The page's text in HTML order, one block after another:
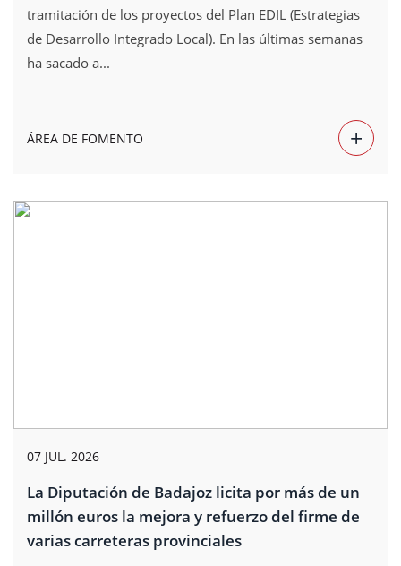
tramitación de los proyectos del Plan EDIL (Estrategias
de Desarrollo Integrado Local). En las últimas semanas
ha sacado a...
ÁREA DE FOMENTO +
07 JUL. 2026
La Diputación de Badajoz licita por más de un
millón euros la mejora y refuerzo del firme de
varias carreteras provinciales